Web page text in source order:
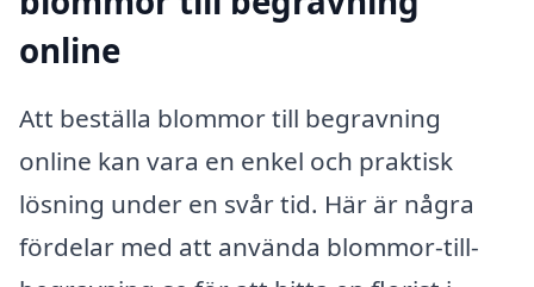
online
Att beställa blommor till begravning
online kan vara en enkel och praktisk
lösning under en svår tid. Här är några
fördelar med att använda blommor-till-